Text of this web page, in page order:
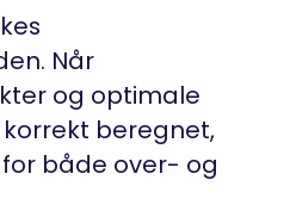
Når
og optimale
beregnet,
både over- og